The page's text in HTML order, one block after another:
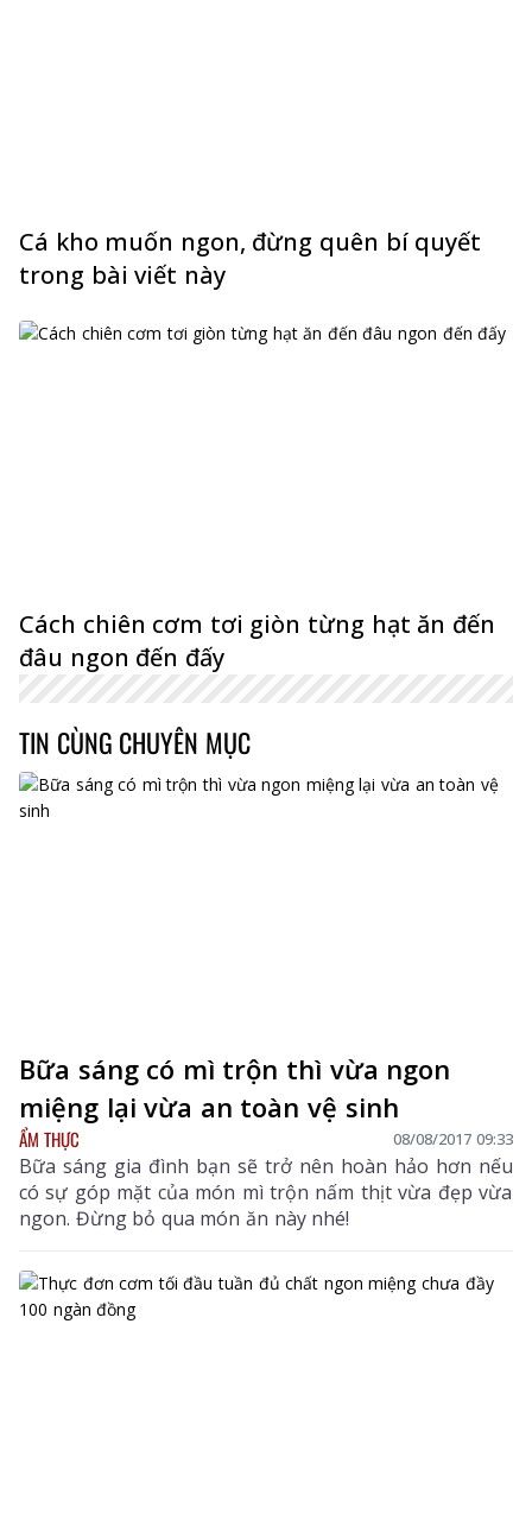
Cá kho muốn ngon, đừng quên bí quyết
trong bài viết này
Cách chiên cơm tơi giòn từng hạt ăn đến
đâu ngon đến đấy
TIN CÙNG CHUYÊN MỤC
Bữa sáng có mì trộn thì vừa ngon
miệng lại vừa an toàn vệ sinh
ẨM THỰC 08/08/2017 09:33
Bữa sáng gia đình bạn sẽ trở nên hoàn hảo hơn nếu
có sự góp mặt của món mì trộn nấm thịt vừa đẹp vừa
ngon. Đừng bỏ qua món ăn này nhé!